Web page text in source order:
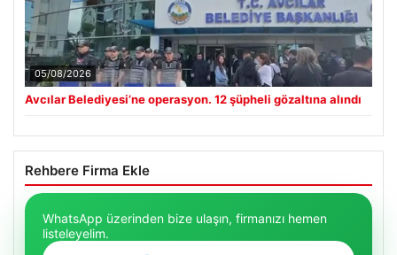
05/08/2026
Avcılar Belediyesi’ne operasyon. 12 şüpheli gözaltına alındı
Rehbere Firma Ekle
WhatsApp üzerinden bize ulaşın, firmanızı hemen
listeleyelim.